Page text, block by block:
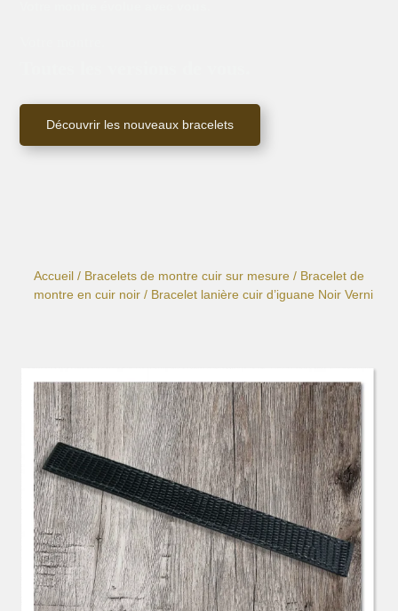
Découvrir les nouveaux bracelets
Accueil / Bracelets de montre cuir sur mesure / Bracelet de
montre en cuir noir / Bracelet lanière cuir d’iguane Noir Verni